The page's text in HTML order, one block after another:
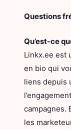
Questions
Qu’est-ce
Linkx.ee est
en bio qui
liens depuis
campagnes.
les